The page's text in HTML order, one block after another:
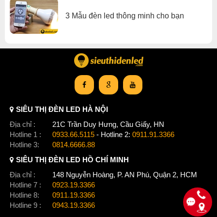
BộLED dâyWiZ Lightstrip Starter Kit được trang bị
đa dạng và phong phú từ Wiz. Bạn có thể lựa chọn được bất
kì màu sắc yêu thích nào để phù hợp với tâm trạng và căn
để bạn chiếu sáng khu vực phía
sau
Salon hay là trên các kệ
3 Mẫu đèn led thông minh cho bạn
SIÊU THỊ ĐÈN LED HÀ NỘI
Địa chỉ :
21C Trần Duy Hưng, Cầu Giấy, HN
Hotline 1 :
0933.66.5115 - Hotline 2: 0911.91.3366
Hotline 3:
0814.6666.88
SIÊU THỊ ĐÈN LED HỒ CHÍ MINH
Địa chỉ :
148 Nguyễn Hoàng, P. AN Phú, Quận 2, HCM
Hotline 7 :
0923.19.3366
Hotline 8:
0911.19.3366
Hotline 9 :
0943.19.3366